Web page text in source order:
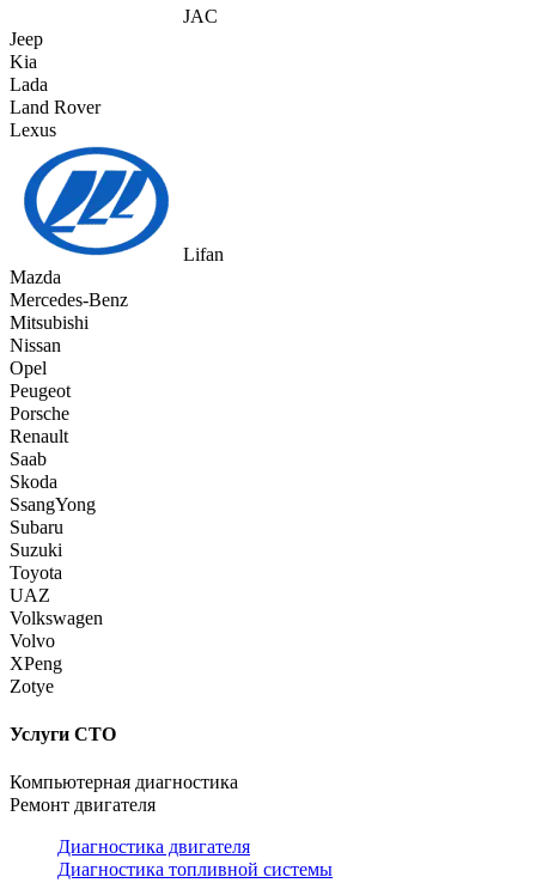
JAC
Jeep
Kia
Lada
Land Rover
Lexus
Lifan
Mazda
Mercedes-Benz
Mitsubishi
Nissan
Opel
Peugeot
Porsche
Renault
Saab
Skoda
SsangYong
Subaru
Suzuki
Toyota
UAZ
Volkswagen
Volvo
XPeng
Zotye
Услуги СТО
Компьютерная диагностика
Ремонт двигателя
Диагностика двигателя
Диагностика топливной системы